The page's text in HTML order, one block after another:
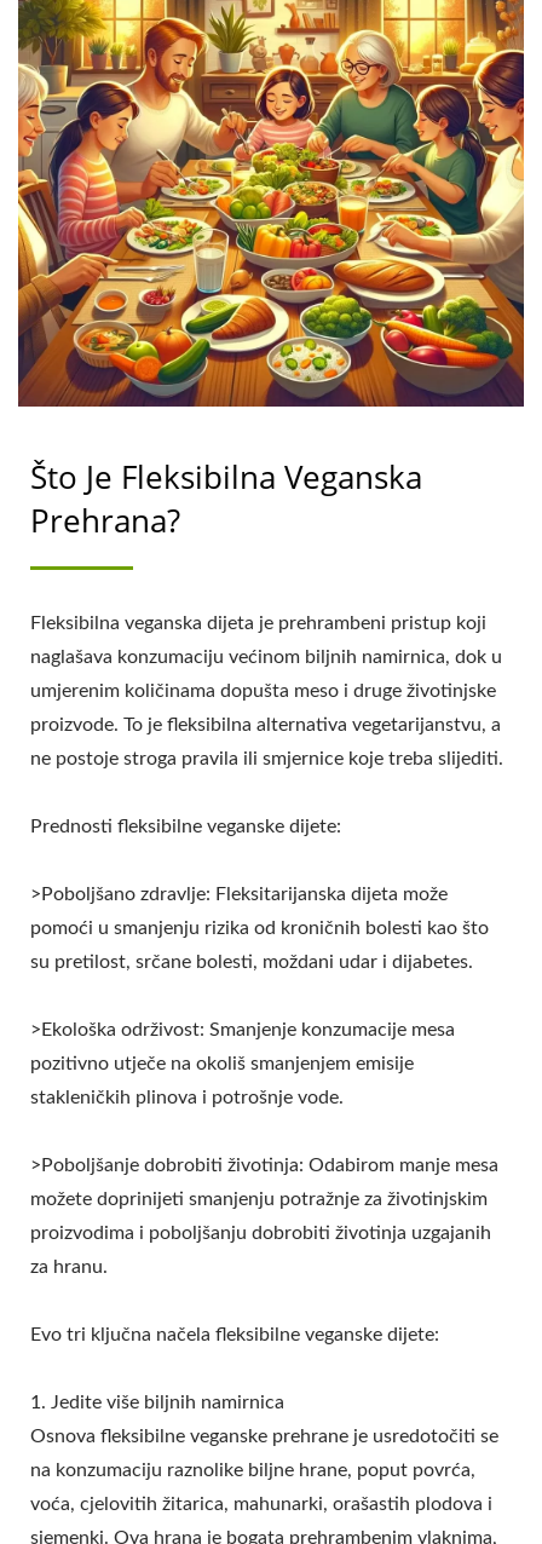
Što Je Fleksibilna Veganska
Prehrana?
Fleksibilna veganska dijeta je prehrambeni pristup koji
naglašava konzumaciju većinom biljnih namirnica, dok u
umjerenim količinama dopušta meso i druge životinjske
proizvode. To je fleksibilna alternativa vegetarijanstvu, a
ne postoje stroga pravila ili smjernice koje treba slijediti.
Prednosti fleksibilne veganske dijete:
>Poboljšano zdravlje: Fleksitarijanska dijeta može
pomoći u smanjenju rizika od kroničnih bolesti kao što
su pretilost, srčane bolesti, moždani udar i dijabetes.
>Ekološka održivost: Smanjenje konzumacije mesa
pozitivno utječe na okoliš smanjenjem emisije
stakleničkih plinova i potrošnje vode.
>Poboljšanje dobrobiti životinja: Odabirom manje mesa
možete doprinijeti smanjenju potražnje za životinjskim
proizvodima i poboljšanju dobrobiti životinja uzgajanih
za hranu.
Evo tri ključna načela fleksibilne veganske dijete:
1. Jedite više biljnih namirnica
Osnova fleksibilne veganske prehrane je usredotočiti se
na konzumaciju raznolike biljne hrane, poput povrća,
voća, cjelovitih žitarica, mahunarki, orašastih plodova i
sjemenki. Ova hrana je bogata prehrambenim vlaknima,